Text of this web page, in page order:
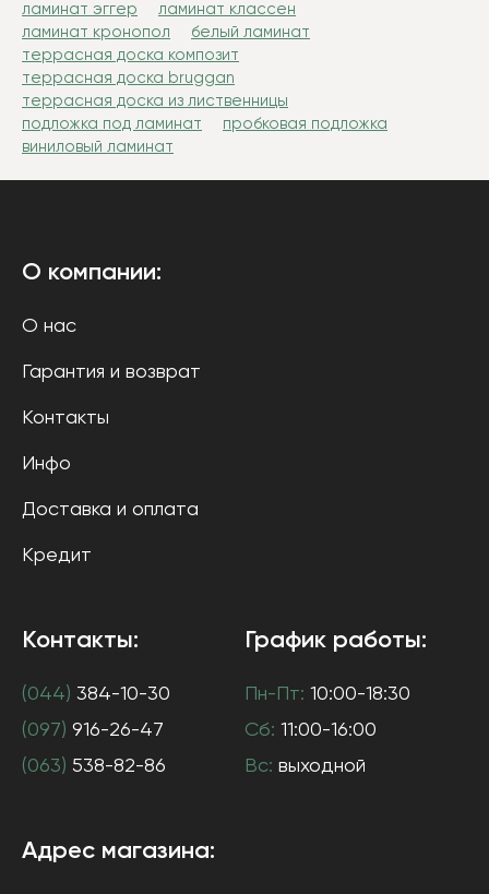
ламинат эггер
ламинат классен
ламинат кронопол
белый ламинат
террасная доска композит
террасная доска bruggan
террасная доска из лиственницы
подложка под ламинат
пробковая подложка
виниловый ламинат
О компании:
О нас
Гарантия и возврат
Контакты
Инфо
Доставка и оплата
Кредит
Контакты:
(044) 384-10-30
(097) 916-26-47
(063) 538-82-86
График работы:
Пн-Пт: 10:00-18:30
Сб: 11:00-16:00
Вс: выходной
Адрес магазина: